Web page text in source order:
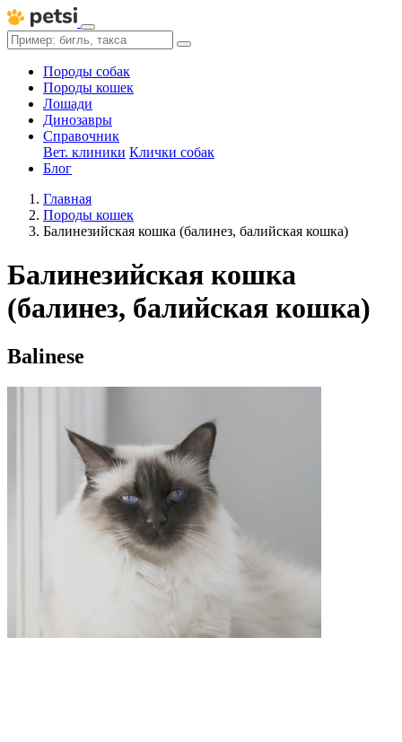
Породы собак
Породы кошек
Лошади
Динозавры
Справочник
Вет. клиники Клички собак
Блог
Главная
Породы кошек
Балинезийская кошка (балинез, балийская кошка)
Балинезийская кошка
(балинез, балийская кошка)
Balinese